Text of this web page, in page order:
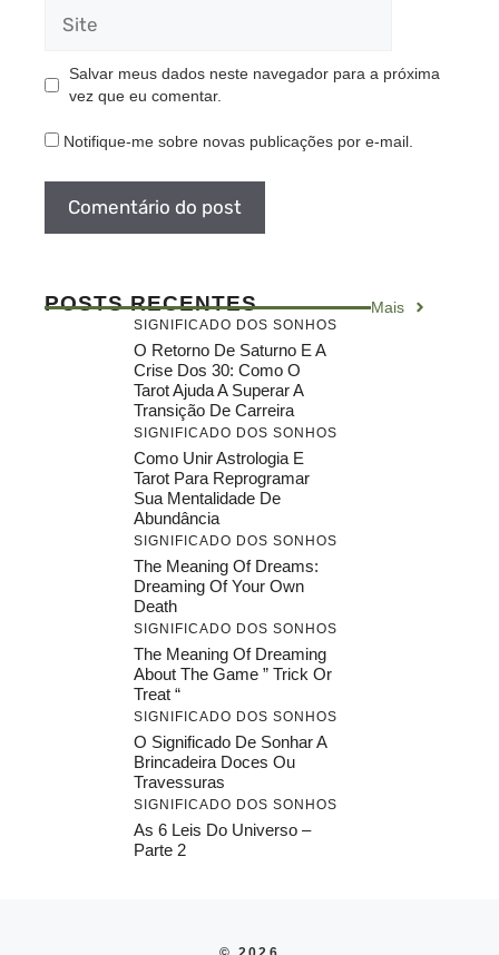
Salvar meus dados neste navegador para a próxima
vez que eu comentar.
Notifique-me sobre novas publicações por e-mail.
POSTS RECENTES Mais
SIGNIFICADO DOS SONHOS
O Retorno De Saturno E A
Crise Dos 30: Como O
Tarot Ajuda A Superar A
Transição De Carreira
SIGNIFICADO DOS SONHOS
Como Unir Astrologia E
Tarot Para Reprogramar
Sua Mentalidade De
Abundância
SIGNIFICADO DOS SONHOS
The Meaning Of Dreams:
Dreaming Of Your Own
Death
SIGNIFICADO DOS SONHOS
The Meaning Of Dreaming
About The Game ” Trick Or
Treat “
SIGNIFICADO DOS SONHOS
O Significado De Sonhar A
Brincadeira Doces Ou
Travessuras
SIGNIFICADO DOS SONHOS
As 6 Leis Do Universo –
Parte 2